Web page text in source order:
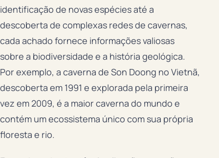
identificação de novas espécies até a
descoberta de complexas redes de cavernas,
cada achado fornece informações valiosas
sobre a biodiversidade e a história geológica.
Por exemplo, a caverna de Son Doong no Vietnã,
descoberta em 1991 e explorada pela primeira
vez em 2009, é a maior caverna do mundo e
contém um ecossistema único com sua própria
floresta e rio.